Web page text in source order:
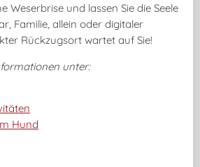
Weserbrise und lassen Sie die Seele
Familie, allein oder digitaler
Rückzugsort wartet auf Sie!
unter:
Hund